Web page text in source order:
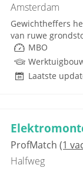
Amsterdam
Gewichtheffers
van ruwe
MBO
Laatste
ProfMatch (1
Halfweg